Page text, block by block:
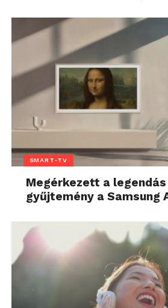
SMART-TV
Megérkezett a
gyűjtemény a Samsung